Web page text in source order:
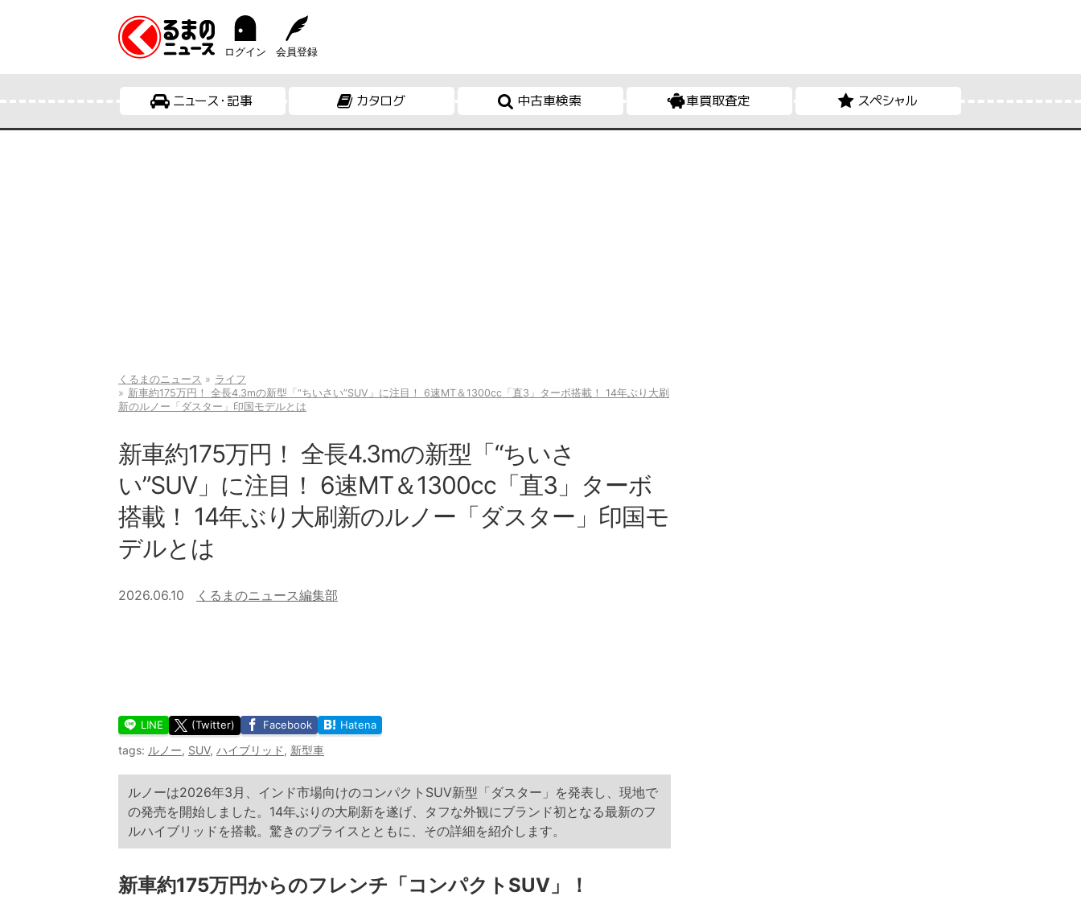
ログイン 会員登録
ニュース・記事 カタログ 中古車検索 車買取査定 スペシャル
くるまのニュース
ライフ
新車約175万円！ 全長4.3mの新型「“ちいさい”SUV」に注目！ 6速MT＆1300cc「直3」ターボ搭載！ 14年ぶり大刷
新のルノー「ダスター」印国モデルとは
新車約175万円！ 全長4.3mの新型「“ちいさ
い”SUV」に注目！ 6速MT＆1300cc「直3」ターボ
搭載！ 14年ぶり大刷新のルノー「ダスター」印国モ
デルとは
2026.06.10 くるまのニュース編集部
LINE (Twitter) Facebook Hatena
tags: ルノー, SUV, ハイブリッド, 新型車
ルノーは2026年3月、インド市場向けのコンパクトSUV新型「ダスター」を発表し、現地で
の発売を開始しました。14年ぶりの大刷新を遂げ、タフな外観にブランド初となる最新のフ
ルハイブリッドを搭載。驚きのプライスとともに、その詳細を紹介します。
新車約175万円からのフレンチ「コンパクトSUV」！